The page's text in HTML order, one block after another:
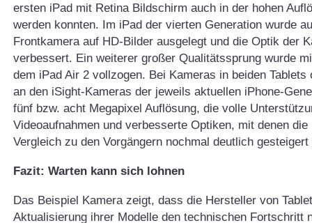
ersten iPad mit Retina Bildschirm auch in der hohen
werden konnten. Im iPad der vierten Generation wurde
Frontkamera auf HD-Bilder ausgelegt und die Optik der
verbessert. Ein weiterer großer Qualitätssprung wurde
dem iPad Air 2 vollzogen. Bei Kameras in beiden Tablets
an den iSight-Kameras der jeweils aktuellen iPhone-
fünf bzw. acht Megapixel Auflösung, die volle
Videoaufnahmen und verbesserte Optiken, mit denen
Vergleich zu den Vorgängern nochmal deutlich
Fazit: Warten kann sich lohnen
Das Beispiel Kamera zeigt, dass die Hersteller von
Aktualisierung ihrer Modelle den technischen Fortschritt